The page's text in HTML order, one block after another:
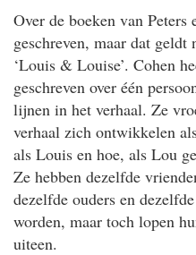
Over de boeken van
geschreven, maar dat
‘Louis & Louise’. Cohen
geschreven over één
lijnen in het verhaal. Ze
verhaal zich ontwikkelen
als Louis en hoe, als Lou
Ze hebben dezelfde
dezelfde ouders en
worden, maar toch lopen
uiteen.